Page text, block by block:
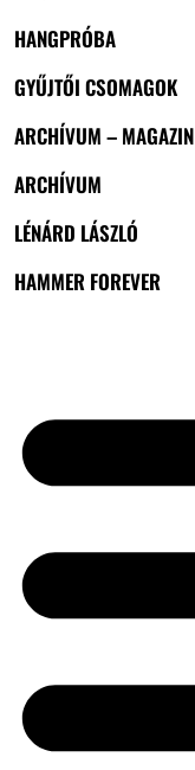
HANGPRÓBA
GYŰJTŐI CSOMAGOK
ARCHÍVUM – MAGAZIN
ARCHÍVUM
LÉNÁRD LÁSZLÓ
HAMMER FOREVER